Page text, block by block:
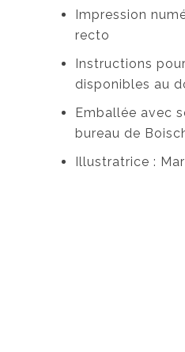
Impression
recto
Instructions
disponibles au
Emballée avec
bureau de
Illustratrice :